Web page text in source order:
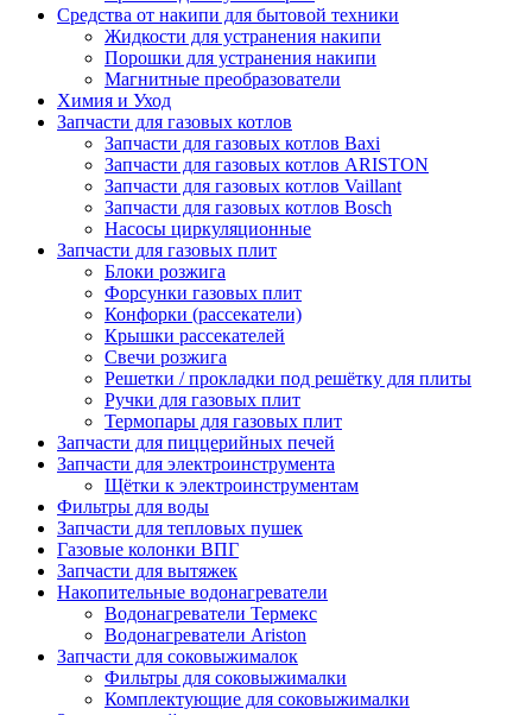
Средства от накипи для бытовой техники
Жидкости для устранения накипи
Порошки для устранения накипи
Магнитные преобразователи
Химия и Уход
Запчасти для газовых котлов
Запчасти для газовых котлов Baxi
Запчасти для газовых котлов ARISTON
Запчасти для газовых котлов Vaillant
Запчасти для газовых котлов Bosch
Насосы циркуляционные
Запчасти для газовых плит
Блоки розжига
Форсунки газовых плит
Конфорки (рассекатели)
Крышки рассекателей
Свечи розжига
Решетки / прокладки под решётку для плиты
Ручки для газовых плит
Термопары для газовых плит
Запчасти для пиццерийных печей
Запчасти для электроинструмента
Щётки к электроинструментам
Фильтры для воды
Запчасти для тепловых пушек
Газовые колонки ВПГ
Запчасти для вытяжек
Накопительные водонагреватели
Водонагреватели Термекс
Водонагреватели Ariston
Запчасти для соковыжималок
Фильтры для соковыжималки
Комплектующие для соковыжималки